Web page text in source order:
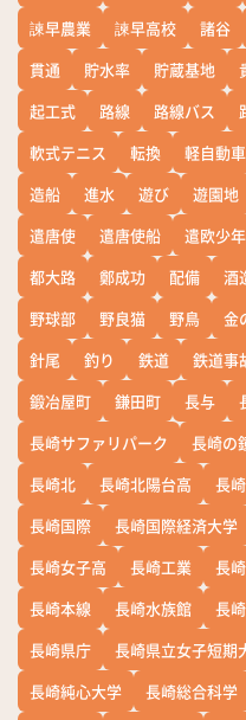
諫早農業
諫早高校 諸谷
貫通
貯水率 貯蔵基地
起工式
路線 路線バス
軟式テニス
転換 軽自動車
造船
進水 遊び 遊園地
遣唐使
遣唐使船 遣欧少
都大路
鄭成功 配備 酒
野球部
野良猫 野鳥 金
針尾
釣り 鉄道 鉄道事
鍛冶屋町
鎌田町 長与
長崎サファリパーク
長崎の
長崎北
長崎北陽台高 長
長崎国際
長崎国際経済大学
長崎女子高
長崎工業 長
長崎本線
長崎水族館 長
長崎県庁
長崎県立女子短期
長崎純心大学
長崎総合科学